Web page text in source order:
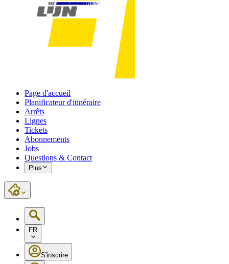
Page d'accueil
Planificateur d'itinéraire
Arrêts
Lignes
Tickets
Abonnements
Jobs
Questions & Contact
Plus
FR
S'inscrire